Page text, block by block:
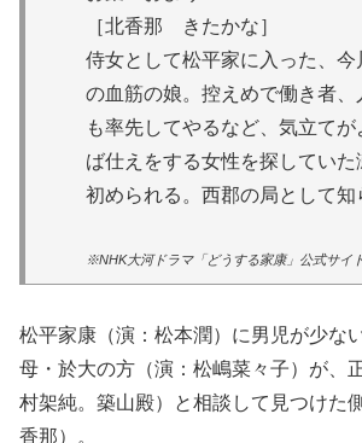
［北香那 きたかな］
侍女として松平家に入った、今
の血筋の娘。控えめで働き者
も率先してやるなど、気立て
ば仕えをする女性を探していた
初められる。西郡の局として知
※NHK大河ドラマ「どうする家康」公式サイ
松平家康（演：松本潤）に男児が少な
母・於大の方（演：松嶋菜々子）が、
村架純。築山殿）と相談して見つけた
香那）。